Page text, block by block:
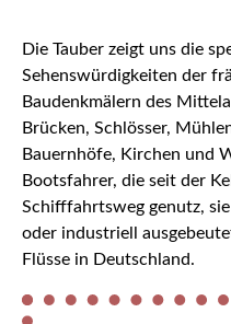
Die Tauber zeigt uns die
Sehenswürdigkeiten der
Baudenkmälern des
Brücken, Schlösser,
Bauernhöfe, Kirchen und
Bootsfahrer, die seit der
Schifffahrtsweg genutz,
oder industriell
Flüsse in Deutschland.